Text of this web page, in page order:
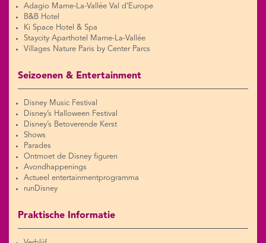
Adagio Marne-La-Vallée Val d’Europe
B&B Hotel
Ki Space Hotel & Spa
Staycity Aparthotel Marne-La-Vallée
Villages Nature Paris by Center Parcs
Seizoenen & Entertainment
Disney Music Festival
Disney’s Halloween Festival
Disney’s Betoverende Kerst
Shows
Parades
Ontmoet de Disney figuren
Avondhappenings
Actueel entertainmentprogramma
runDisney
Praktische Informatie